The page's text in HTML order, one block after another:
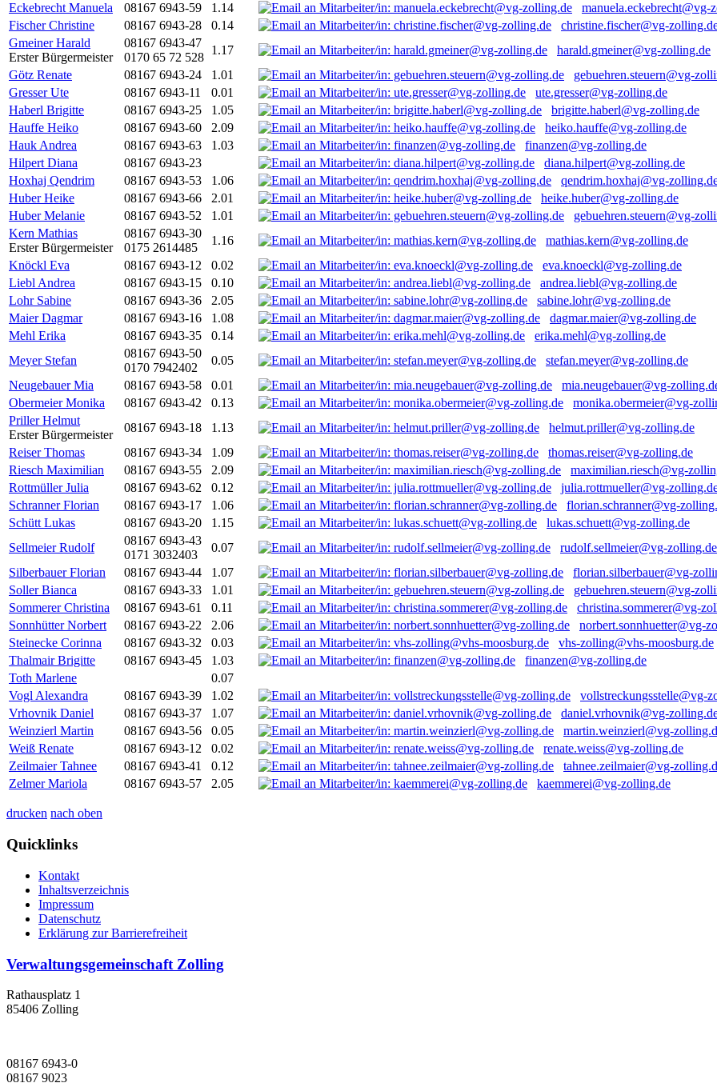
Eckebrecht Manuela
08167 6943-59 1.14
manuela.eckebrecht@vg-
Fischer Christine
08167 6943-28 0.14
christine.fischer@vg-
Gmeiner Harald
Erster Bürgermeister
08167 6943-47
0170 65 72 528
1.17
harald.gmeiner@vg-zolling.de
Götz Renate
08167 6943-24 1.01
gebuehren.steuern@vg-
Gresser Ute
08167 6943-11 0.01
ute.gresser@vg-zolling.de
Haberl Brigitte
08167 6943-25 1.05
brigitte.haberl@vg-zolling.de
Hauffe Heiko
08167 6943-60 2.09
heiko.hauffe@vg-zolling.de
Hauk Andrea
08167 6943-63 1.03
finanzen@vg-zolling.de
Hilpert Diana
08167 6943-23
diana.hilpert@vg-zolling.de
Hoxhaj Qendrim
08167 6943-53 1.06
qendrim.hoxhaj@vg-
Huber Heike
08167 6943-66 2.01
heike.huber@vg-zolling.de
Huber Melanie
08167 6943-52 1.01
gebuehren.steuern@vg-
Kern Mathias
Erster Bürgermeister
08167 6943-30
0175 2614485
1.16
mathias.kern@vg-zolling.de
Knöckl Eva
08167 6943-12 0.02
eva.knoeckl@vg-zolling.de
Liebl Andrea
08167 6943-15 0.10
andrea.liebl@vg-zolling.de
Lohr Sabine
08167 6943-36 2.05
sabine.lohr@vg-zolling.de
Maier Dagmar
08167 6943-16 1.08
dagmar.maier@vg-zolling.de
Mehl Erika
08167 6943-35 0.14
erika.mehl@vg-zolling.de
Meyer Stefan
08167 6943-50
0170 7942402
0.05
stefan.meyer@vg-zolling.de
Neugebauer Mia
08167 6943-58 0.01
mia.neugebauer@vg-
Obermeier Monika
08167 6943-42 0.13
monika.obermeier@vg-
Priller Helmut
Erster Bürgermeister
08167 6943-18 1.13
helmut.priller@vg-zolling.de
Reiser Thomas
08167 6943-34 1.09
thomas.reiser@vg-zolling.de
Riesch Maximilian
08167 6943-55 2.09
maximilian.riesch@vg-
Rottmüller Julia
08167 6943-62 0.12
julia.rottmueller@vg-
Schranner Florian
08167 6943-17 1.06
florian.schranner@vg-
Schütt Lukas
08167 6943-20 1.15
lukas.schuett@vg-zolling.de
Sellmeier Rudolf
08167 6943-43
0171 3032403
0.07
rudolf.sellmeier@vg-zolling.de
Silberbauer Florian
08167 6943-44 1.07
florian.silberbauer@vg-
Soller Bianca
08167 6943-33 1.01
gebuehren.steuern@vg-
Sommerer Christina
08167 6943-61 0.11
christina.sommerer@vg-
Sonnhütter Norbert
08167 6943-22 2.06
norbert.sonnhuetter@vg-
Steinecke Corinna
08167 6943-32 0.03
vhs-zolling@vhs-moosburg.de
Thalmair Brigitte
08167 6943-45 1.03
finanzen@vg-zolling.de
Toth Marlene
0.07
Vogl Alexandra
08167 6943-39 1.02
vollstreckungsstelle@vg-
Vrhovnik Daniel
08167 6943-37 1.07
daniel.vrhovnik@vg-
Weinzierl Martin
08167 6943-56 0.05
martin.weinzierl@vg-
Weiß Renate
08167 6943-12 0.02
renate.weiss@vg-zolling.de
Zeilmaier Tahnee
08167 6943-41 0.12
tahnee.zeilmaier@vg-
Zelmer Mariola
08167 6943-57 2.05 kaemmerei@vg-zolling.de
drucken nach oben
Quicklinks
Kontakt
Inhaltsverzeichnis
Impressum
Datenschutz
Erklärung zur Barrierefreiheit
Verwaltungsgemeinschaft Zolling
Rathausplatz 1
85406 Zolling
08167 6943-0
08167 9023